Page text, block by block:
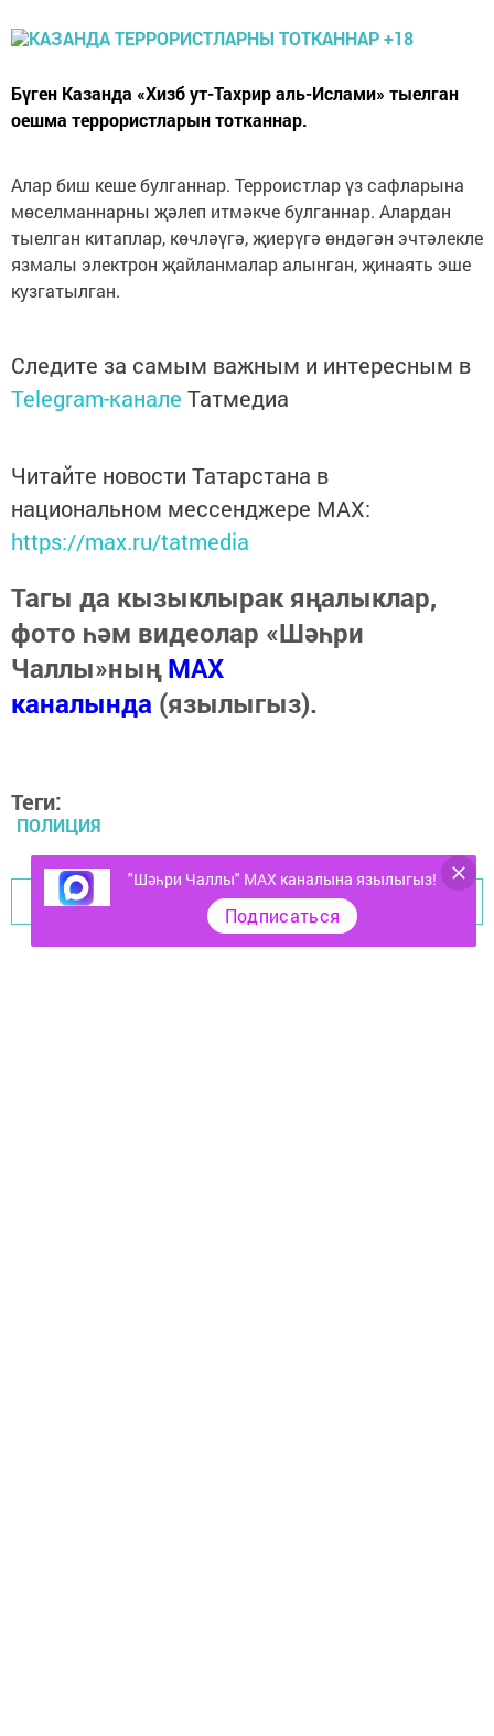
Бүген Казанда «Хизб ут-Тахрир аль-Ислами» тыелган
оешма террористларын тотканнар.
Алар биш кеше булганнар. Терроистлар үз сафларына
мөселманнарны җәлеп итмәкче булганнар. Алардан
тыелган китаплар, көчләүгә, җиерүгә өндәгән эчтәлекле
язмалы электрон җайланмалар алынган, җинаять эше
кузгатылган.
Следите за самым важным и интересным в
Telegram-канале Татмедиа
Читайте новости Татарстана в
национальном мессенджере MАХ:
https://max.ru/tatmedia
Тагы да кызыклырак яңалыклар,
фото һәм видеолар «Шәһри
Чаллы»ныңMAX
каналында (язылыгыз).
Теги:
ПОЛИЦИЯ
Перейти на страницу новости
"Шәһри Чаллы" MAX каналына язылыгыз!
Подписаться